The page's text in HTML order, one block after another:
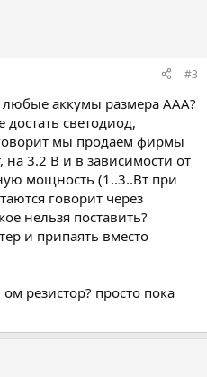
#3
любые аккумы размера ААА?
светодиод,
мы продаем фирмы
3.2 В и в зависимости от
мощность (1..3..Вт при
говорит через
нельзя поставить?
и припаять вместо
резистор? просто пока